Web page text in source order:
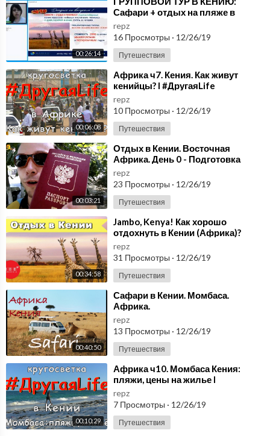
00:26:14
Сафари + отдых на пляже в
Момбасе
repz
16 Просмотры · 12/26/19
Путешествия
00:06:08
⁣Африка ч7. Кения. Как живут
кенийцы? l #ДругаяLife
repz
10 Просмотры · 12/26/19
Путешествия
00:03:21
⁣Отдых в Кении. Восточная
Африка. День 0 - Подготовка
repz
23 Просмотры · 12/26/19
Путешествия
00:34:58
⁣Jambo, Kenya! Как хорошо
отдохнуть в Кении (Африка)?
repz
31 Просмотры · 12/26/19
Путешествия
00:40:50
⁣Сафари в Кении. Момбаса.
Африка.
repz
13 Просмотры · 12/26/19
Путешествия
00:10:29
⁣Африка ч10. Момбаса Кения:
пляжи, цены на жилье l
#ДругаяLife
repz
7 Просмотры · 12/26/19
Путешествия